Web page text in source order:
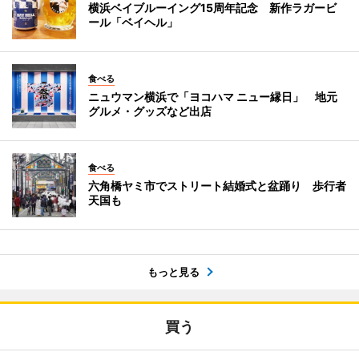
横浜ベイブルーイング15周年記念 新作ラガービ
ール「ベイヘル」
食べる
ニュウマン横浜で「ヨコハマ ニュー縁日」 地元
グルメ・グッズなど出店
食べる
六角橋ヤミ市でストリート結婚式と盆踊り 歩行者
天国も
もっと見る
買う